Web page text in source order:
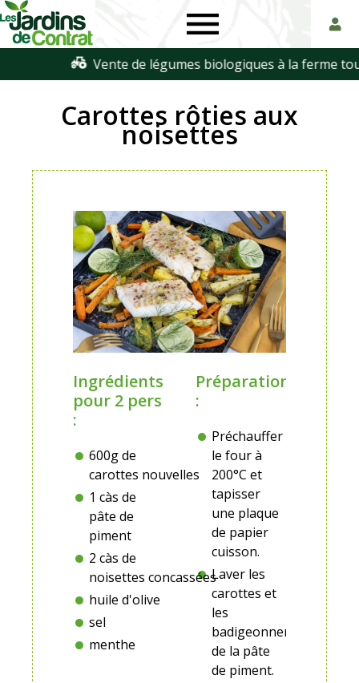
Jardins
de
Contrat
de
légumes
biologiques
en
Touraine
Carottes rôties aux
noisettes
Préparation
:
Préchauffer
le four à
200°C et
tapisser
une plaque
de papier
cuisson.
Laver les
carottes et
les
badigeonner
de la pâte
de piment.
Ingrédients
pour 2 pers
:
600g de
carottes nouvelles
1 càs de
pâte de
piment
2 càs de
noisettes concassées
huile d'olive
sel
menthe